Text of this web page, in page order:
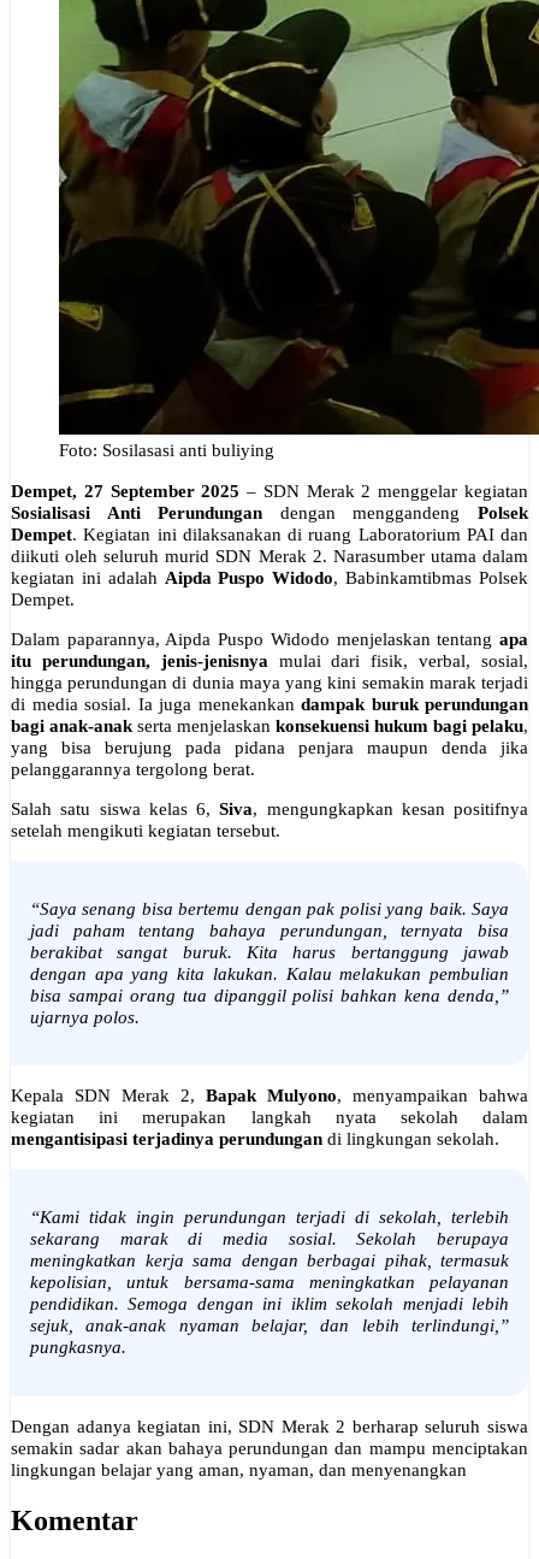
Foto: Sosilasasi anti buliying
Dempet, 27 September 2025 – SDN Merak 2 menggelar kegiatan
Sosialisasi Anti Perundungan dengan menggandengPolsek
Dempet. Kegiatan ini dilaksanakan di ruang Laboratorium PAI dan
diikuti oleh seluruh murid SDN Merak 2. Narasumber utama dalam
kegiatan ini adalah Aipda Puspo Widodo, Babinkamtibmas Polsek
Dempet.
Dalam paparannya, Aipda Puspo Widodo menjelaskan tentang apa
itu perundungan, jenis-jenisnya mulai dari fisik, verbal, sosial,
hingga perundungan di dunia maya yang kini semakin marak terjadi
di media sosial. Ia juga menekankan dampak buruk perundungan
bagi anak-anak serta menjelaskan konsekuensi hukum bagi pelaku,
yang bisa berujung pada pidana penjara maupun denda jika
pelanggarannya tergolong berat.
Salah satu siswa kelas 6,Siva, mengungkapkan kesan positifnya
setelah mengikuti kegiatan tersebut.
“Saya senang bisa bertemu dengan pak polisi yang baik. Saya
jadi paham tentang bahaya perundungan, ternyata bisa
berakibat sangat buruk. Kita harus bertanggung jawab
dengan apa yang kita lakukan. Kalau melakukan pembulian
bisa sampai orang tua dipanggil polisi bahkan kena denda,”
ujarnya polos.
Kepala SDN Merak 2, Bapak Mulyono, menyampaikan bahwa
kegiatan ini merupakan langkah nyata sekolah dalam
mengantisipasi terjadinya perundungan di lingkungan sekolah.
“Kami tidak ingin perundungan terjadi di sekolah, terlebih
sekarang marak di media sosial. Sekolah berupaya
meningkatkan kerja sama dengan berbagai pihak, termasuk
kepolisian, untuk bersama-sama meningkatkan pelayanan
pendidikan. Semoga dengan ini iklim sekolah menjadi lebih
sejuk, anak-anak nyaman belajar, dan lebih terlindungi,”
pungkasnya.
Dengan adanya kegiatan ini, SDN Merak 2 berharap seluruh siswa
semakin sadar akan bahaya perundungan dan mampu menciptakan
lingkungan belajar yang aman, nyaman, dan menyenangkan
Komentar